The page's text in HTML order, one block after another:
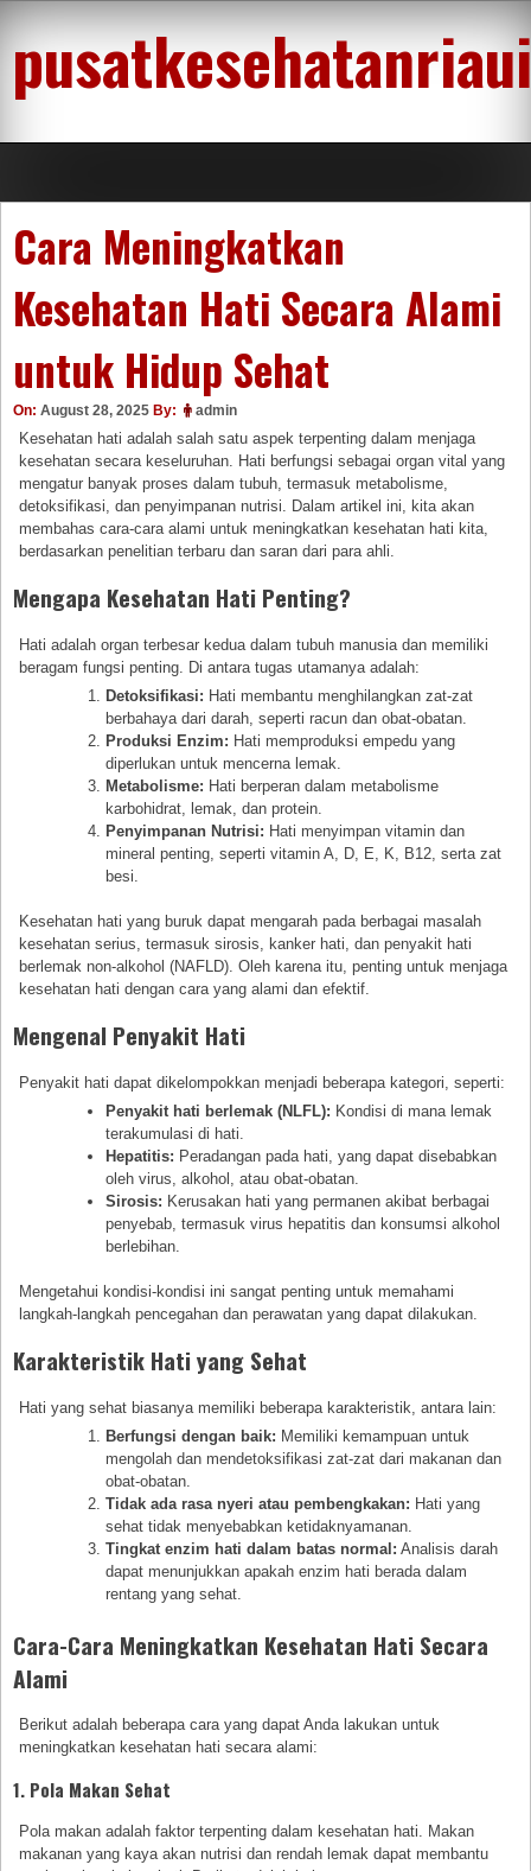
content
Cara Meningkatkan
Kesehatan Hati Secara Alami
untuk Hidup Sehat
On: August 28, 2025 By: admin
Kesehatan hati adalah salah satu aspek terpenting dalam menjaga
kesehatan secara keseluruhan. Hati berfungsi sebagai organ vital yang
mengatur banyak proses dalam tubuh, termasuk metabolisme,
detoksifikasi, dan penyimpanan nutrisi. Dalam artikel ini, kita akan
membahas cara-cara alami untuk meningkatkan kesehatan hati kita,
berdasarkan penelitian terbaru dan saran dari para ahli.
Mengapa Kesehatan Hati Penting?
Hati adalah organ terbesar kedua dalam tubuh manusia dan memiliki
beragam fungsi penting. Di antara tugas utamanya adalah:
Detoksifikasi: Hati membantu menghilangkan zat-zat
berbahaya dari darah, seperti racun dan obat-obatan.
Produksi Enzim: Hati memproduksi empedu yang
diperlukan untuk mencerna lemak.
Metabolisme: Hati berperan dalam metabolisme
karbohidrat, lemak, dan protein.
Penyimpanan Nutrisi: Hati menyimpan vitamin dan
mineral penting, seperti vitamin A, D, E, K, B12, serta zat
besi.
Kesehatan hati yang buruk dapat mengarah pada berbagai masalah
kesehatan serius, termasuk sirosis, kanker hati, dan penyakit hati
berlemak non-alkohol (NAFLD). Oleh karena itu, penting untuk menjaga
kesehatan hati dengan cara yang alami dan efektif.
Mengenal Penyakit Hati
Penyakit hati dapat dikelompokkan menjadi beberapa kategori, seperti:
Penyakit hati berlemak (NLFL): Kondisi di mana lemak
terakumulasi di hati.
Hepatitis: Peradangan pada hati, yang dapat disebabkan
oleh virus, alkohol, atau obat-obatan.
Sirosis: Kerusakan hati yang permanen akibat berbagai
penyebab, termasuk virus hepatitis dan konsumsi alkohol
berlebihan.
Mengetahui kondisi-kondisi ini sangat penting untuk memahami
langkah-langkah pencegahan dan perawatan yang dapat dilakukan.
Karakteristik Hati yang Sehat
Hati yang sehat biasanya memiliki beberapa karakteristik, antara lain:
Berfungsi dengan baik: Memiliki kemampuan untuk
mengolah dan mendetoksifikasi zat-zat dari makanan dan
obat-obatan.
Tidak ada rasa nyeri atau pembengkakan: Hati yang
sehat tidak menyebabkan ketidaknyamanan.
Tingkat enzim hati dalam batas normal: Analisis darah
dapat menunjukkan apakah enzim hati berada dalam
rentang yang sehat.
Cara-Cara Meningkatkan Kesehatan Hati Secara
Alami
Berikut adalah beberapa cara yang dapat Anda lakukan untuk
meningkatkan kesehatan hati secara alami:
1. Pola Makan Sehat
Pola makan adalah faktor terpenting dalam kesehatan hati. Makan
makanan yang kaya akan nutrisi dan rendah lemak dapat membantu